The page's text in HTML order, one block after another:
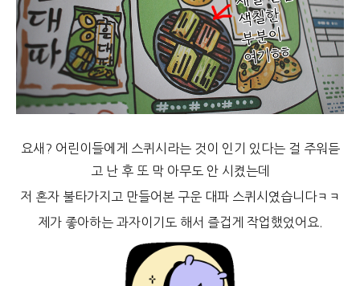
요새? 어린이들에게 스퀴시라는 것이 인기 있다는 걸 주워듣
고 난 후 또 막 아무도 안 시켰는데
저 혼자 불타가지고 만들어본 구운 대파 스퀴시였습니다ㅋㅋ
제가 좋아하는 과자이기도 해서 즐겁게 작업했었어요.